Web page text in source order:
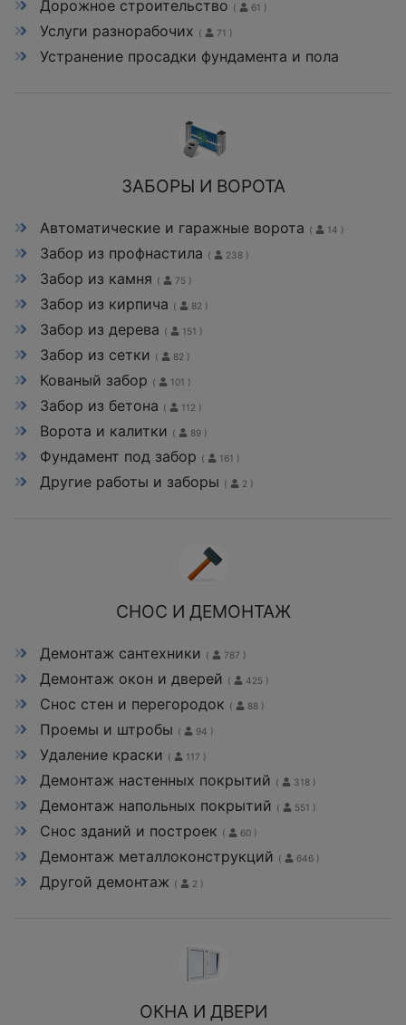
Дорожное строительство ( 61 )
Услуги разнорабочих ( 71 )
Устранение просадки фундамента и пола
ЗАБОРЫ И ВОРОТА
Автоматические и гаражные ворота ( 14 )
Забор из профнастила ( 238 )
Забор из камня ( 75 )
Забор из кирпича ( 82 )
Забор из дерева ( 151 )
Забор из сетки ( 82 )
Кованый забор ( 101 )
Забор из бетона ( 112 )
Ворота и калитки ( 89 )
Фундамент под забор ( 161 )
Другие работы и заборы ( 2 )
СНОС И ДЕМОНТАЖ
Демонтаж сантехники ( 787 )
Демонтаж окон и дверей ( 425 )
Снос стен и перегородок ( 88 )
Проемы и штробы ( 94 )
Удаление краски ( 117 )
Демонтаж настенных покрытий ( 318 )
Демонтаж напольных покрытий ( 551 )
Снос зданий и построек ( 60 )
Демонтаж металлоконструкций ( 646 )
Другой демонтаж ( 2 )
ОКНА И ДВЕРИ